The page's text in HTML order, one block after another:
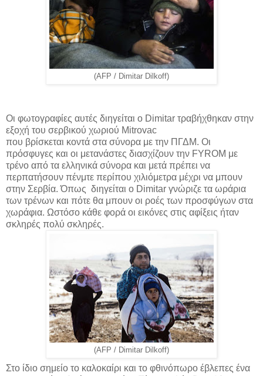
(AFP / Dimitar Dilkoff)
Οι φωτογραφίες αυτές διηγείται ο Dimitar τραβήχθηκαν στην
εξοχή του σερβικού χωριού Mitrovac
που βρίσκεται κοντά στα σύνορα με την ΠΓΔΜ. Οι
πρόσφυγες και οι μετανάστες διασχίζουν την FYROM με
τρένο από τα ελληνικά σύνορα και μετά πρέπει να
περπατήσουν πένμτε περίπου χιλιόμετρα μέχρι να μπουν
στην Σερβία. Όπως διηγείται ο Dimitar γνώριζε τα ωράρια
των τρένων και πότε θα μπουν οι ροές των προσφύγων στα
χωράφια. Ωστόσο κάθε φορά οι εικόνες στις αφίξεις ήταν
σκληρές πολύ σκληρές.
(AFP / Dimitar Dilkoff)
Στο ίδιο σημείο το καλοκαίρι και το φθινόπωρο έβλεπες ένα